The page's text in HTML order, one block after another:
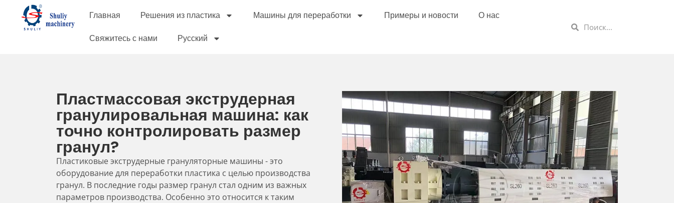
Главная Решения из пластика Машины для переработки Примеры и новости
О нас
Свяжитесь с нами
Русский
Пластмассовая экструдерная
гранулировальная машина: как
точно контролировать размер
гранул?
Пластиковые экструдерные грануляторные машины - это
оборудование для переработки пластика с целью производства
гранул. В последние годы размер гранул стал одним из важных
параметров производства. Особенно это относится к таким